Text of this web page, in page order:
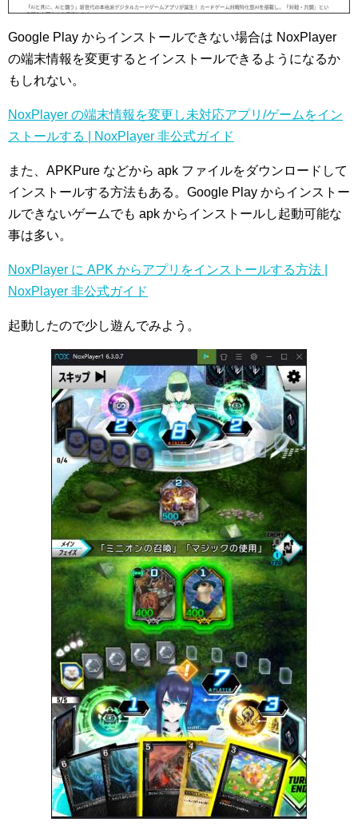
Google Play からインストールできない場合は NoxPlayer
の端末情報を変更するとインストールできるようになるか
もしれない。
NoxPlayer の端末情報を変更し未対応アプリ/ゲームをイン
ストールする | NoxPlayer 非公式ガイド
また、APKPure などから apk ファイルをダウンロードして
インストールする方法もある。Google Play からインストー
ルできないゲームでも apk からインストールし起動可能な
事は多い。
NoxPlayer に APK からアプリをインストールする方法 |
NoxPlayer 非公式ガイド
起動したので少し遊んでみよう。